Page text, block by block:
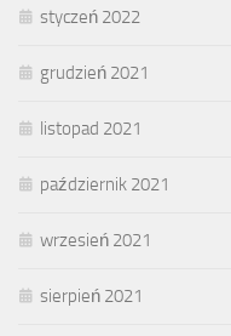
styczeń 2022
grudzień 2021
listopad 2021
październik 2021
wrzesień 2021
sierpień 2021